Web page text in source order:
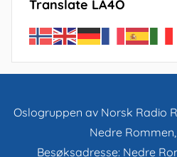
Translate LA4O
Oslogruppen av Norsk Radio
Nedre
Besøksadresse: Nedre